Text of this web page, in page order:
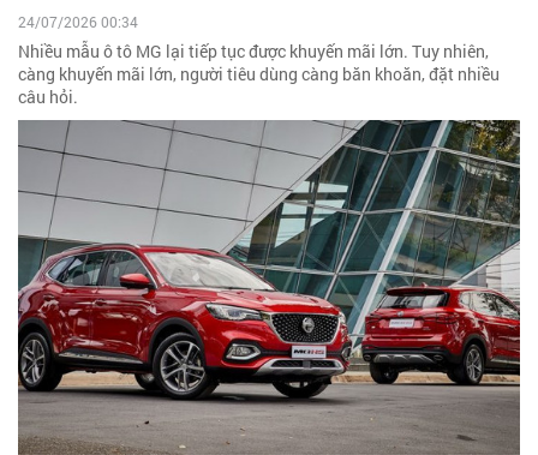
24/07/2026 00:34
Nhiều mẫu ô tô MG lại tiếp tục được khuyến mãi lớn. Tuy nhiên,
càng khuyến mãi lớn, người tiêu dùng càng băn khoăn, đặt nhiều
câu hỏi.